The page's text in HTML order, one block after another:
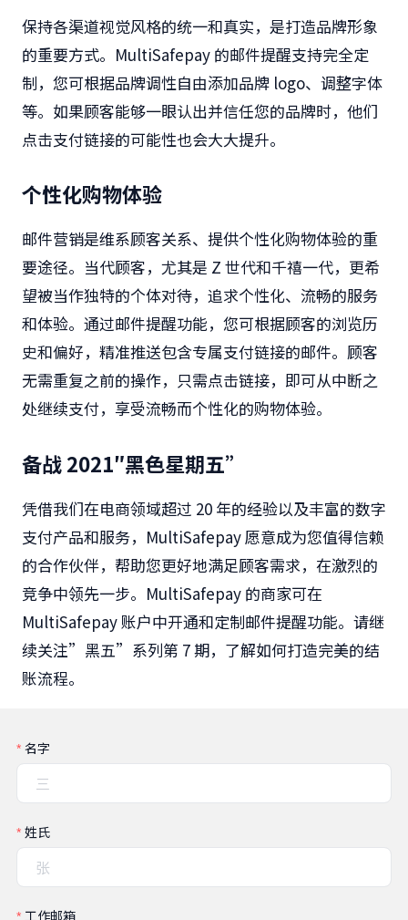
保持各渠道视觉风格的统一和真实，是打造品牌形象
的重要方式。 MultiSafepay 的邮件提醒支持完全定
制，您可根据品牌调性自由添加品牌 logo、调整字体
等。如果顾客能够一眼认出并信任您的品牌时，他们
点击支付链接的可能性也会大大提升。
个性化购物体验
邮件营销是维系顾客关系、提供个性化购物体验的重
要途径。当代顾客，尤其是 Z 世代和千禧一代，更希
望被当作独特的个体对待，追求个性化、流畅的服务
和体验。通过邮件提醒功能，您可根据顾客的浏览历
史和偏好，精准推送包含专属支付链接的邮件。顾客
无需重复之前的操作，只需点击链接，即可从中断之
处继续支付，享受流畅而个性化的购物体验。
备战 2021″黑色星期五”
凭借我们在电商领域超过 20 年的经验以及丰富的数字
支付产品和服务， MultiSafepay愿意成为您值得信赖
的合作伙伴，帮助您更好地满足顾客需求，在激烈的
竞争中领先一步。 MultiSafepay 的商家可在
MultiSafepay 账户中开通和定制邮件提醒功能。请继
续关注”黑五”系列第 7期，了解如何打造完美的结
账流程。
名字
姓氏
工作邮箱